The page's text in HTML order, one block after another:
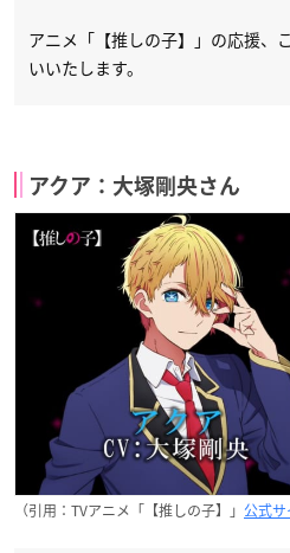
アニメ「【推しの子】」の応援、
いいたします。
アクア：大塚剛央さん
（引用：TVアニメ「【推しの子】」 公式サ